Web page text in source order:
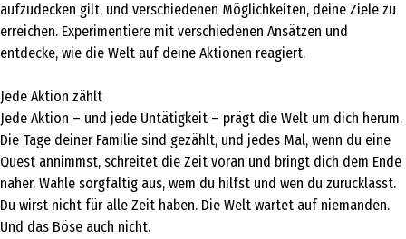
aufzudecken gilt, und verschiedenen Möglichkeiten, deine Ziele zu
erreichen. Experimentiere mit verschiedenen Ansätzen und
entdecke, wie die Welt auf deine Aktionen reagiert.
Jede Aktion zählt
Jede Aktion – und jede Untätigkeit – prägt die Welt um dich herum.
Die Tage deiner Familie sind gezählt, und jedes Mal, wenn du eine
Quest annimmst, schreitet die Zeit voran und bringt dich dem Ende
näher. Wähle sorgfältig aus, wem du hilfst und wen du zurücklässt.
Du wirst nicht für alle Zeit haben. Die Welt wartet auf niemanden.
Und das Böse auch nicht.